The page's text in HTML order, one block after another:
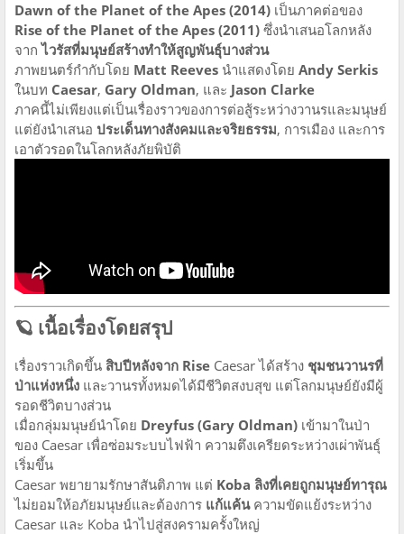
Dawn of the Planet of the Apes (2014) เป็นภาคต่อของ
Rise of the Planet of the Apes (2011) ซึ่งนำเสนอโลกหลัง
จากไวรัสที่มนุษย์สร้างทำให้สูญพันธุ์บางส่วน
ภาพยนตร์กำกับโดย Matt Reeves นำแสดงโดย Andy Serkis
ในบท Caesar, Gary Oldman, และ Jason Clarke
ภาคนี้ไม่เพียงแต่เป็นเรื่องราวของการต่อสู้ระหว่างวานรและมนุษย์
แต่ยังนำเสนอ ประเด็นทางสังคมและจริยธรรม, การเมือง และการ
เอาตัวรอดในโลกหลังภัยพิบัติ
🪐 เนื้อเรื่องโดยสรุป
เรื่องราวเกิดขึ้น สิบปีหลังจาก Rise Caesar ได้สร้าง ชุมชนวานรที่
ป่าแห่งหนึ่ง และวานรทั้งหมดได้มีชีวิตสงบสุข แต่โลกมนุษย์ยังมีผู้
รอดชีวิตบางส่วน
เมื่อกลุ่มมนุษย์นำโดย Dreyfus (Gary Oldman) เข้ามาในป่า
ของ Caesar เพื่อซ่อมระบบไฟฟ้า ความตึงเครียดระหว่างเผ่าพันธุ์
เริ่มขึ้น
Caesar พยายามรักษาสันติภาพ แต่ Koba ลิงที่เคยถูกมนุษย์ทารุณ
ไม่ยอมให้อภัยมนุษย์และต้องการ แก้แค้นความขัดแย้งระหว่าง
Caesar และ Koba นำไปสู่สงครามครั้งใหญ่